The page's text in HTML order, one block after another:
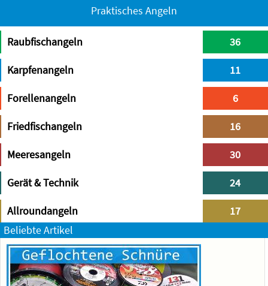
Praktisches Angeln
Raubfischangeln 36
Karpfenangeln 11
Forellenangeln 6
Friedfischangeln 16
Meeresangeln 30
Gerät & Technik 24
Allroundangeln
17
Beliebte Artikel